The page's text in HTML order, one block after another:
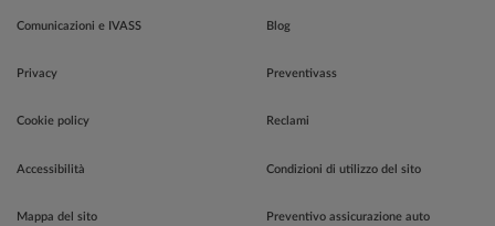
Comunicazioni e IVASS
Privacy
Cookie policy
Accessibilità
Mappa del sito
Blog
Preventivass
Reclami
Condizioni di utilizzo del sito
Preventivo assicurazione auto